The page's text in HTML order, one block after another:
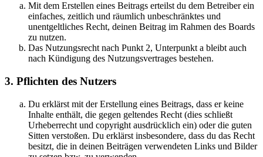
Mit dem Erstellen eines Beitrags erteilst du dem Betreiber ein
einfaches, zeitlich und räumlich unbeschränktes und
unentgeltliches Recht, deinen Beitrag im Rahmen des Boards
zu nutzen.
Das Nutzungsrecht nach Punkt 2, Unterpunkt a bleibt auch
nach Kündigung des Nutzungsvertrages bestehen.
3. Pflichten des Nutzers
Du erklärst mit der Erstellung eines Beitrags, dass er keine
Inhalte enthält, die gegen geltendes Recht (dies schließt
Urheberrecht und copyright ausdrücklich ein) oder die guten
Sitten verstoßen. Du erklärst insbesondere, dass du das Recht
besitzt, die in deinen Beiträgen verwendeten Links und Bilder